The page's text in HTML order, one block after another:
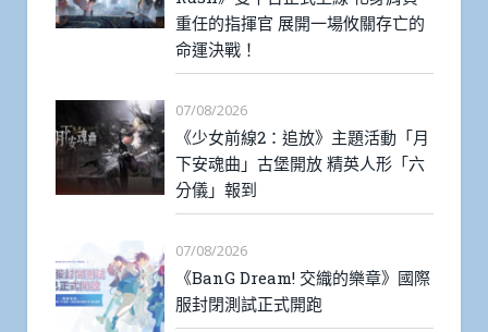
重任的指揮官 展開一場攸關存亡的
命運決戰！
07/08/2026
《少女前線2：追放》主題活動「月
下安魂曲」古堡開放 精英人形「六
分儀」報到
07/08/2026
《BanG Dream! 交織的樂章》國際
服封閉測試正式開跑